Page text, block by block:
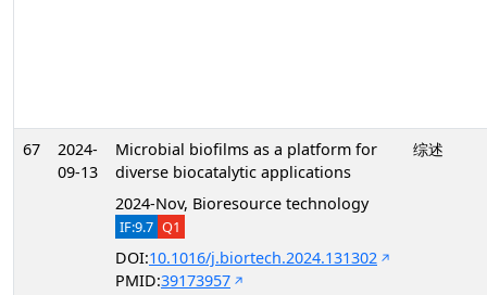
67
2024-
09-13
Microbial biofilms as a platform for
diverse biocatalytic applications
2024-Nov, Bioresource technology
IF:9.7 Q1
DOI:10.1016/j.biortech.2024.131302
PMID:39173957
综述